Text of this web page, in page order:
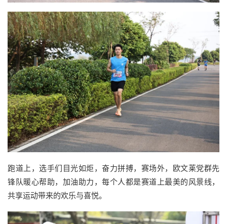
跑道上，选手们目光如炬，奋力拼搏，赛场外，欧文莱党群先
锋队暖心帮助，加油助力，每个人都是赛道上最美的风景线，
共享运动带来的欢乐与喜悦。